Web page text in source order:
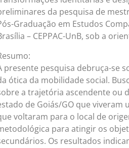
da pesquisa de
Graduação em Estudos
– CEPPAC-UnB, sob a
presente pesquisa debruça-se
ótica da mobilidade social.
a trajetória ascendente ou
de Goiás/GO que viveram
voltaram para o local de
para atingir os
Os resultados